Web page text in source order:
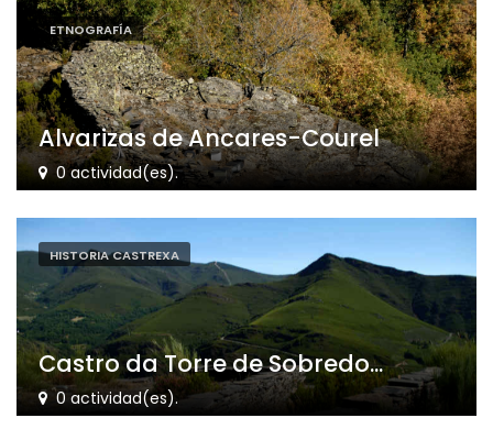
ETNOGRAFÍA
Alvarizas de Ancares-Courel
0 actividad(es).
HISTORIA CASTREXA
Castro da Torre de Sobredo...
0 actividad(es).